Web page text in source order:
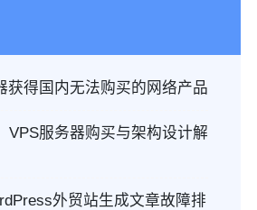
获得国内无法购买的网络产品
VPS服务器购买与架构设计解
外贸站生成文章故障排